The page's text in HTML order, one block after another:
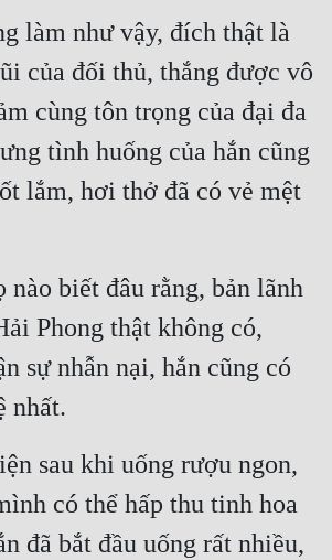
làm như vậy, đích thật là
của đối thủ, thắng được vô
cùng tôn trọng của đại đa
tình huống của hắn cũng
lắm, hơi thở đã có vẻ mệt
nào biết đâu rằng, bản lãnh
Phong thật không có,
sự nhẫn nại, hắn cũng có
nhất.
sau khi uống rượu ngon,
có thể hấp thu tinh hoa
đã bắt đầu uống rất nhiều,